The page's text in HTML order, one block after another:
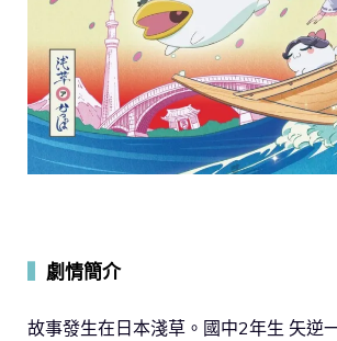
劇情簡介
故事發生在日本淺草。國中2年生 矢逆